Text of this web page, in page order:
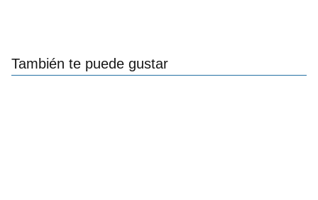
También te puede gustar